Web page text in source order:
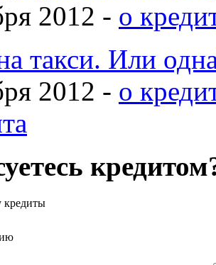
2012 - о
такси. Или
2012 - о
кредиты